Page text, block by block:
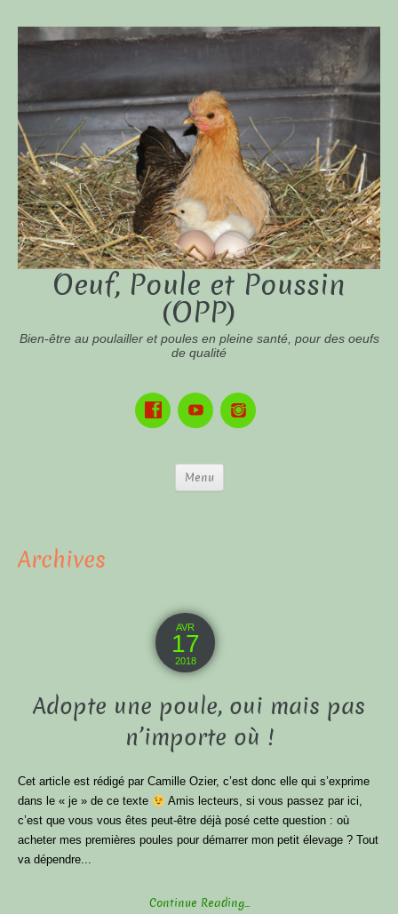
Oeuf, Poule et Poussin
(OPP)
Bien-être au poulailler et poules en pleine santé, pour des oeufs
de qualité
Menu
Archives
AVR
17
2018
Adopte une poule, oui mais pas
n’importe où !
Cet article est rédigé par Camille Ozier, c’est donc elle qui s’exprime
dans le « je » de ce texte
Amis lecteurs, si vous passez par ici,
c’est que vous vous êtes peut-être déjà posé cette question : où
acheter mes premières poules pour démarrer mon petit élevage ? Tout
va dépendre...
Continue Reading...